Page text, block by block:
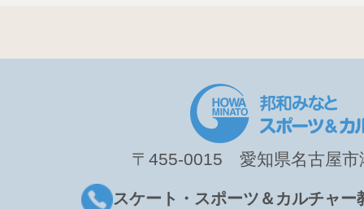
〒455-0015 愛知県名古屋市
スケート・スポーツ＆カルチャ